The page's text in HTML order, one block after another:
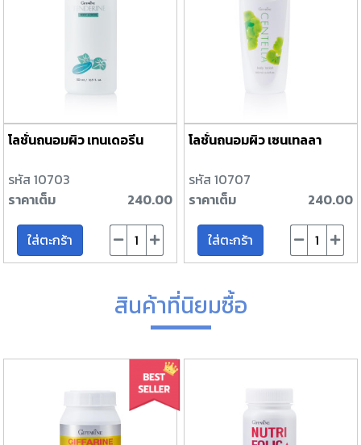
โลชั่นถนอมผิว เทนเดอรีน
รหัส 10703
ราคาเต็ม
240.00
ใส่ตะกร้า
โลชั่นถนอมผิว เซนเทลลา
รหัส 10707
ราคาเต็ม
240.00
ใส่ตะกร้า
สินค้าที่นิยมซื้อ